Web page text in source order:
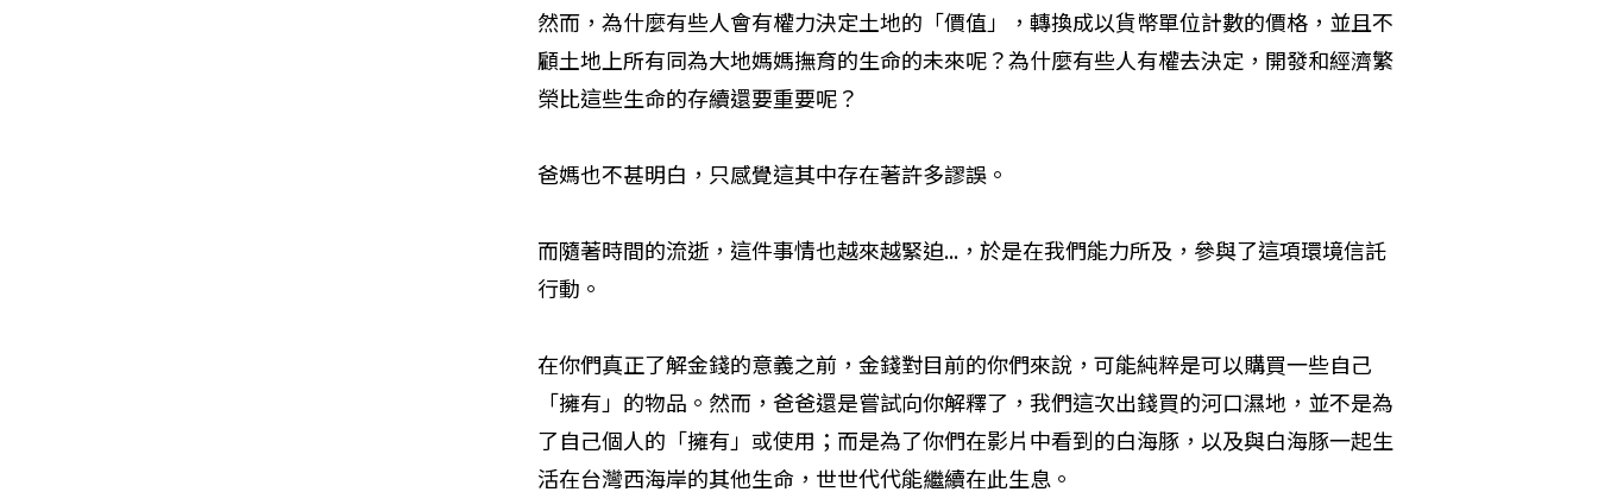
然而，為什麼有些人會有權力決定土地的「價值」，轉換成以貨幣單位計數的價格，並且不
顧土地上所有同為大地媽媽撫育的生命的未來呢？為什麼有些人有權去決定，開發和經濟繁
榮比這些生命的存續還要重要呢？
爸媽也不甚明白，只感覺這其中存在著許多謬誤。
而隨著時間的流逝，這件事情也越來越緊迫...，於是在我們能力所及，參與了這項環境信託
行動。
在你們真正了解金錢的意義之前，金錢對目前的你們來說，可能純粹是可以購買一些自己
「擁有」的物品。然而，爸爸還是嘗試向你解釋了，我們這次出錢買的河口濕地，並不是為
了自己個人的「擁有」或使用；而是為了你們在影片中看到的白海豚，以及與白海豚一起生
活在台灣西海岸的其他生命，世世代代能繼續在此生息。